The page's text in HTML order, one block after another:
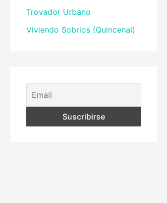
Trovador Urbano
Viviendo Sobrios (Quincenal)